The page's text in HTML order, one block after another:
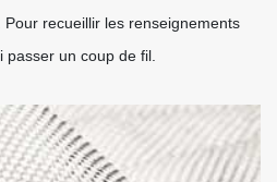
recueillir les renseignements
un coup de fil.